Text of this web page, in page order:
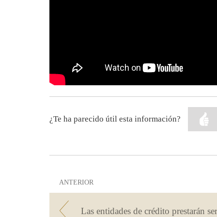
¿Te ha parecido útil esta información?
ANTERIOR